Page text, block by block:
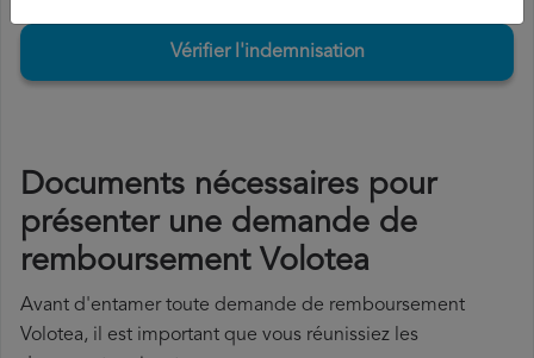
Vérifier l'indemnisation
Documents nécessaires pour
présenter une demande de
remboursement Volotea
Avant d'entamer toute demande de remboursement
Volotea, il est important que vous réunissiez les